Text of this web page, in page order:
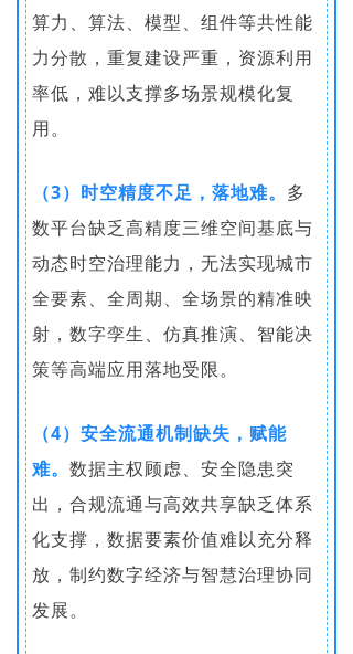
算力、算法、模型、组件等共性能
力分散，重复建设严重，资源利用
率低，难以支撑多场景规模化复
用。
（3）时空精度不足，落地难。 多
数平台缺乏高精度三维空间基底与
动态时空治理能力，无法实现城市
全要素、全周期、全场景的精准映
射，数字孪生、仿真推演、智能决
策等高端应用落地受限。
（4）安全流通机制缺失，赋能
难。 数据主权顾虑、安全隐患突
出，合规流通与高效共享缺乏体系
化支撑，数据要素价值难以充分释
放，制约数字经济与智慧治理协同
发展。